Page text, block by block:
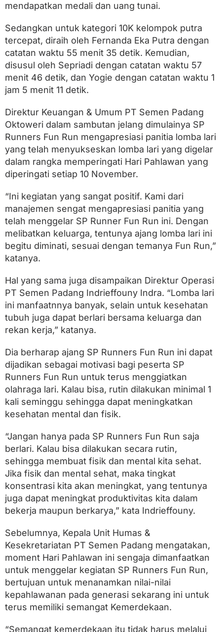
mendapatkan medali dan uang tunai.
Sedangkan untuk kategori 10K kelompok putra
tercepat, diraih oleh Fernanda Eka Putra dengan
catatan waktu 55 menit 35 detik. Kemudian,
disusul oleh Sepriadi dengan catatan waktu 57
menit 46 detik, dan Yogie dengan catatan waktu 1
jam 5 menit 11 detik.
Direktur Keuangan & Umum PT Semen Padang
Oktoweri dalam sambutan jelang dimulainya SP
Runners Fun Run mengapresiasi panitia lomba lari
yang telah menyukseskan lomba lari yang digelar
dalam rangka memperingati Hari Pahlawan yang
diperingati setiap 10 November.
“Ini kegiatan yang sangat positif. Kami dari
manajemen sengat mengapresiasi panitia yang
telah menggelar SP Runner Fun Run ini. Dengan
melibatkan keluarga, tentunya ajang lomba lari ini
begitu diminati, sesuai dengan temanya Fun Run,”
katanya.
Hal yang sama juga disampaikan Direktur Operasi
PT Semen Padang Indrieffouny Indra. “Lomba lari
ini manfaatnnya banyak, selain untuk kesehatan
tubuh juga dapat berlari bersama keluarga dan
rekan kerja,” katanya.
Dia berharap ajang SP Runners Fun Run ini dapat
dijadikan sebagai motivasi bagi peserta SP
Runners Fun Run untuk terus menggiatkan
olahraga lari. Kalau bisa, rutin dilakukan minimal 1
kali seminggu sehingga dapat meningkatkan
kesehatan mental dan fisik.
“Jangan hanya pada SP Runners Fun Run saja
berlari. Kalau bisa dilakukan secara rutin,
sehingga membuat fisik dan mental kita sehat.
Jika fisik dan mental sehat, maka tingkat
konsentrasi kita akan meningkat, yang tentunya
juga dapat meningkat produktivitas kita dalam
bekerja maupun berkarya,” kata Indrieffouny.
Sebelumnya, Kepala Unit Humas &
Kesekretariatan PT Semen Padang mengatakan,
moment Hari Pahlawan ini sengaja dimanfaatkan
untuk menggelar kegiatan SP Runners Fun Run,
bertujuan untuk menanamkan nilai-nilai
kepahlawanan pada generasi sekarang ini untuk
terus memiliki semangat Kemerdekaan.
“Semangat kemerdekaan itu tidak harus melalui